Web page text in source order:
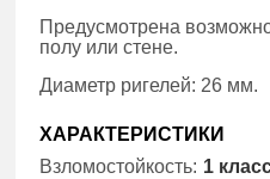
Предусмотрена
полу или стене.
Диаметр ригелей: 26 мм.
ХАРАКТЕРИСТИКИ
Взломостойкость: 1